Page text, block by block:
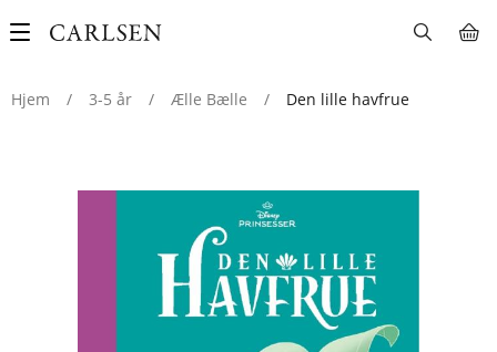
Main
Hjem
/ 3-5 år / Ælle Bælle / Den lille havfrue